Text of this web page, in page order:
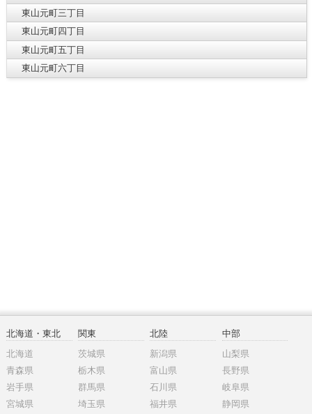
東山元町三丁目
東山元町四丁目
東山元町五丁目
東山元町六丁目
北海道・東北
北海道
青森県
岩手県
宮城県
関東
茨城県
栃木県
群馬県
埼玉県
北陸
新潟県
富山県
石川県
福井県
中部
山梨県
長野県
岐阜県
静岡県